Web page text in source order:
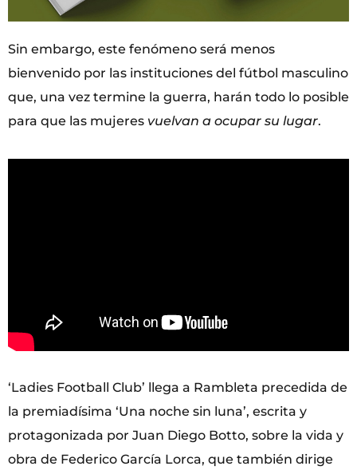
Sin embargo, este fenómeno será menos
bienvenido por las instituciones del fútbol masculino
que, una vez termine la guerra, harán todo lo posible
para que las mujeres vuelvan a ocupar su lugar.
‘Ladies Football Club’ llega a Rambleta precedida de
la premiadísima ‘Una noche sin luna’, escrita y
protagonizada por Juan Diego Botto, sobre la vida y
obra de Federico García Lorca, que también dirige